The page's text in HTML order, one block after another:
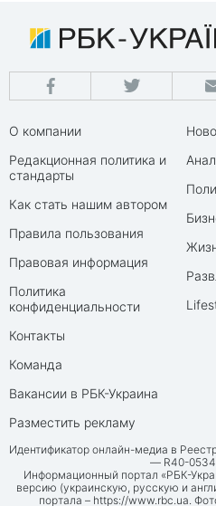
О компании
Редакционная политика и
стандарты
Как стать нашим автором
Правила пользования
Правовая информация
Политика
конфиденциальности
Контакты
Команда
Вакансии в РБК-Украина
Разместить рекламу
Идентификатор онлайн-медиа в
— R40-
Информационный портал «РБК-
версию (украинскую, русскую и
портала – https://www.rbc.ua.